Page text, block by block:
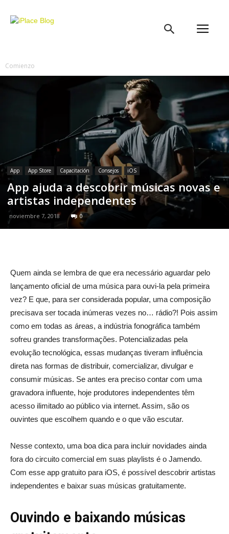
Comienzo
App App Store Capacitación Consejos iOS
App ajuda a descobrir músicas novas e
artistas independentes
noviembre 7, 2018 0
Quem ainda se lembra de que era necessário aguardar pelo
lançamento oficial de uma música para ouvi-la pela primeira
vez? E que, para ser considerada popular, uma composição
precisava ser tocada inúmeras vezes no… rádio?! Pois assim
como em todas as áreas, a indústria fonográfica também
sofreu grandes transformações. Potencializadas pela
evolução tecnológica, essas mudanças tiveram influência
direta nas formas de distribuir, comercializar, divulgar e
consumir músicas. Se antes era preciso contar com uma
gravadora influente, hoje produtores independentes têm
acesso ilimitado ao público via internet. Assim, são os
ouvintes que escolhem quando e o que vão escutar.
Nesse contexto, uma boa dica para incluir novidades ainda
fora do circuito comercial em suas playlists é o Jamendo.
Com esse app gratuito para iOS, é possível descobrir artistas
independentes e baixar suas músicas gratuitamente.
Ouvindo e baixando músicas